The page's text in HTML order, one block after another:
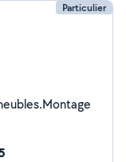
Particulier